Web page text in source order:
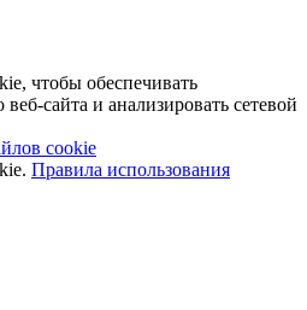
чтобы обеспечивать
сайта и анализировать сетевой
cookie
Правила использования